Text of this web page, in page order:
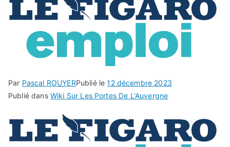
Par Pascal ROUYERPublié le12 décembre 2023
Publié dans Wiki Sur Les Portes De L'Auvergne